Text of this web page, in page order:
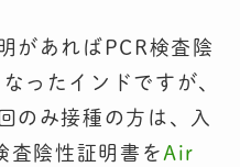
があればPCR検査陰
ったインドですが、
のみ接種の方は、入
査陰性証明書を Air